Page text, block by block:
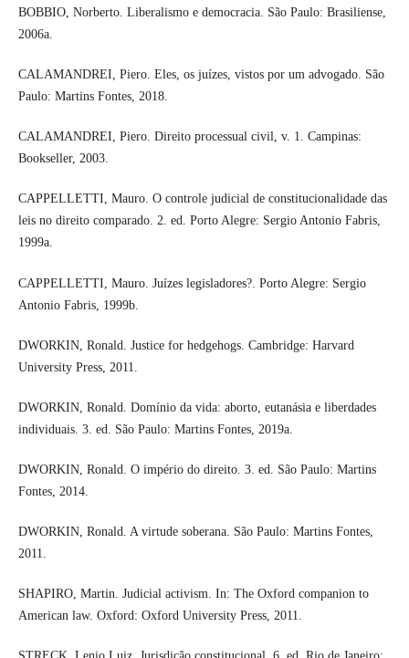
BOBBIO, Norberto. Liberalismo e democracia. São Paulo: Brasiliense,
2006a.
CALAMANDREI, Piero. Eles, os juízes, vistos por um advogado. São
Paulo: Martins Fontes, 2018.
CALAMANDREI, Piero. Direito processual civil, v. 1. Campinas:
Bookseller, 2003.
CAPPELLETTI, Mauro. O controle judicial de constitucionalidade das
leis no direito comparado. 2. ed. Porto Alegre: Sergio Antonio Fabris,
1999a.
CAPPELLETTI, Mauro. Juízes legisladores?. Porto Alegre: Sergio
Antonio Fabris, 1999b.
DWORKIN, Ronald. Justice for hedgehogs. Cambridge: Harvard
University Press, 2011.
DWORKIN, Ronald. Domínio da vida: aborto, eutanásia e liberdades
individuais. 3. ed. São Paulo: Martins Fontes, 2019a.
DWORKIN, Ronald. O império do direito. 3. ed. São Paulo: Martins
Fontes, 2014.
DWORKIN, Ronald. A virtude soberana. São Paulo: Martins Fontes,
2011.
SHAPIRO, Martin. Judicial activism. In: The Oxford companion to
American law. Oxford: Oxford University Press, 2011.